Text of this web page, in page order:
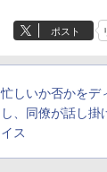
ポスト
忙しいか否かをデ
し、同僚が話し掛
イス